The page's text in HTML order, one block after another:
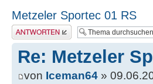
Metzeler Sportec 01 RS
Antwort erstellen
Re: Metzeler
von Iceman64 »